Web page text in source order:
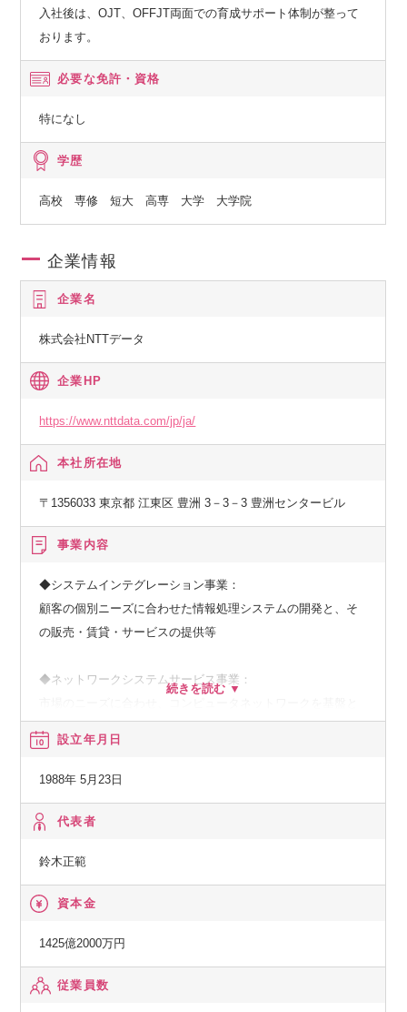
入社後は、OJT、OFFJT両面での育成サポート体制が整って
おります。
必要な免許・資格
特になし
学歴
高校 専修 短大 高専 大学 大学院
企業情報
企業名
株式会社NTTデータ
企業HP
https://www.nttdata.com/jp/ja/
本社所在地
〒1356033 東京都 江東区 豊洲 3－3－3 豊洲センタービル
事業内容
◆システムインテグレーション事業：
顧客の個別ニーズに合わせた情報処理システムの開発と、そ
の販売・賃貸・サービスの提供等
◆ネットワークシステムサービス事業：
◆その他の事業：
ムの在り方に係わる企画・提案、保守・ファシリティマネジ
設立年月日
1988年 5月23日
代表者
鈴木正範
資本金
1425億2000万円
従業員数